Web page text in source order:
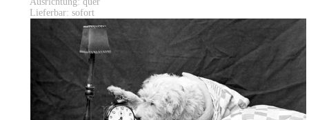
Lieferbar: sofort